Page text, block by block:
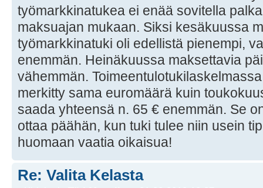
työmarkkinatukea ei enää sovitella
maksuajan mukaan. Siksi kesäkuussa
työmarkkinatuki oli edellistä pienempi,
enemmän. Heinäkuussa maksettavia
vähemmän.
merkitty sama euromäärä kuin
saada yhteensä n. 65 € enemmän. Se
ottaa päähän, kun tuki tulee niin usein
huomaan vaatia oikaisua!
Re: Valita Kelasta